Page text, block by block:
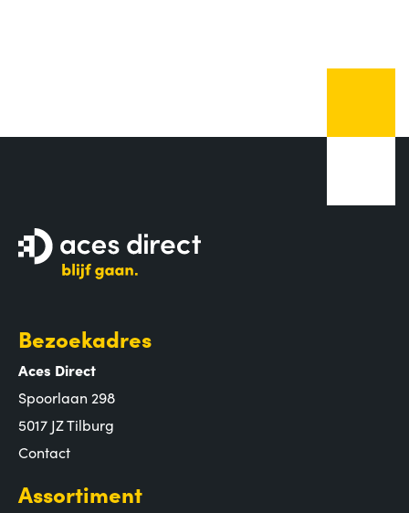
Bezoekadres
Aces Direct
Spoorlaan 298
5017 JZ Tilburg
Contact
Assortiment